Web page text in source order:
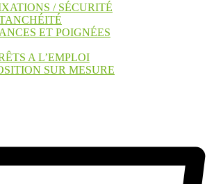
/ SÉCURITÉ
ET POIGNÉES
A L’EMPLOI
SUR MESURE